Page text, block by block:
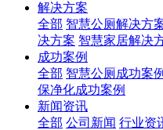
解决方案
全部 智慧公厕解决方
决方案 智慧家居解决
成功案例
全部 智慧公厕成功案例
保净化成功案例
新闻资讯
全部 公司新闻 行业资